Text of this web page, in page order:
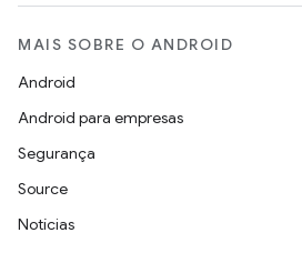
MAIS SOBRE O ANDROID
Android
Android para empresas
Segurança
Source
Notícias